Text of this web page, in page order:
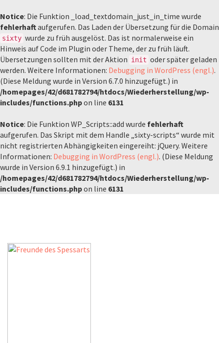
Notice: Die Funktion _load_textdomain_just_in_time wurde
fehlerhaftaufgerufen. Das Laden der Übersetzung für die Domain
sixty wurde zu früh ausgelöst. Das ist normalerweise ein
Hinweis auf Code im Plugin oder Theme, der zu früh läuft.
Übersetzungen sollten mit der Aktion init oder später geladen
werden. Weitere Informationen: Debugging in WordPress (engl.).
(Diese Meldung wurde in Version 6.7.0 hinzugefügt.) in
/homepages/42/d681782794/htdocs/Wiederherstellung/wp-
includes/functions.phpon line 6131
Notice: Die Funktion WP_Scripts::add wurde fehlerhaft
aufgerufen. Das Skript mit dem Handle „sixty-scripts“ wurde mit
nicht registrierten Abhängigkeiten eingereiht: jQuery. Weitere
Informationen: Debugging in WordPress (engl.). (Diese Meldung
wurde in Version 6.9.1 hinzugefügt.) in
/homepages/42/d681782794/htdocs/Wiederherstellung/wp-
includes/functions.phpon line 6131